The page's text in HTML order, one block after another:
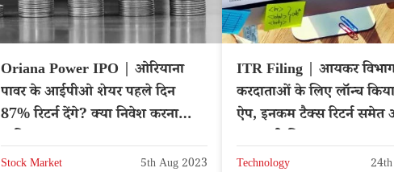
Oriana Power IPO | ओरियाना
पावर के आईपीओ शेयर पहले दिन
87% रिटर्न देंगे? क्या निवेश करना
Stock Market 5th Aug 2023
ITR Filing | आयकर
करदाताओं के लिए लॉन्च
ऐप, इनकम टैक्स रिटर्न समेत
Technology